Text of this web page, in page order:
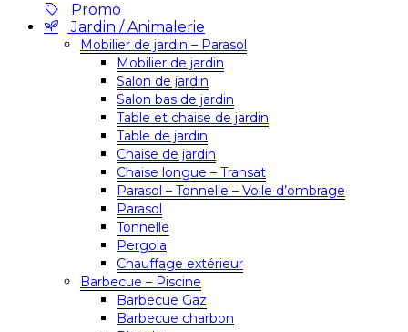
Promo
Jardin / Animalerie
Mobilier de jardin – Parasol
Mobilier de jardin
Salon de jardin
Salon bas de jardin
Table et chaise de jardin
Table de jardin
Chaise de jardin
Chaise longue – Transat
Parasol – Tonnelle – Voile d’ombrage
Parasol
Tonnelle
Pergola
Chauffage extérieur
Barbecue – Piscine
Barbecue Gaz
Barbecue charbon